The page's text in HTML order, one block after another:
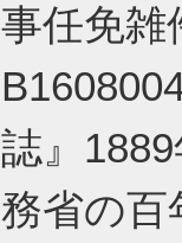
事任免雑
誌』
務省の